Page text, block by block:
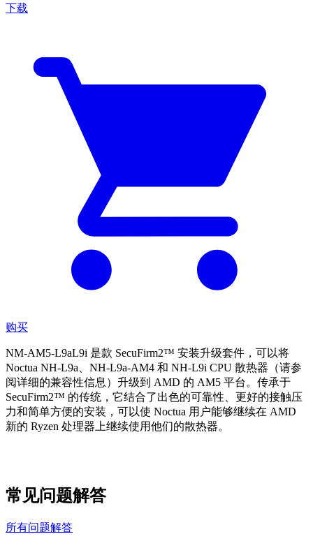
下载
购买
NM-AM5-L9aL9i 是款 SecuFirm2™ 安装升级套件，可以将
Noctua NH-L9a、NH-L9a-AM4 和 NH-L9i CPU 散热器（请参
阅详细的兼容性信息）升级到 AMD 的 AM5 平台。传承于
SecuFirm2™ 的传统，它结合了出色的可靠性、更好的接触压
力和简单方便的安装，可以使 Noctua 用户能够继续在 AMD
新的 Ryzen 处理器上继续使用他们的散热器。
常见问题解答
所有问题解答